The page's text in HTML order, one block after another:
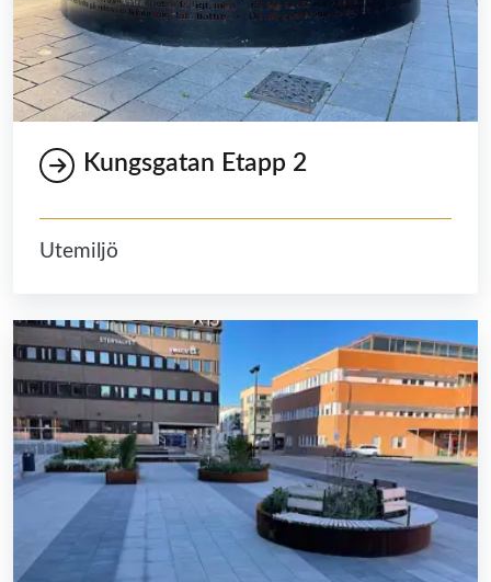
Kungsgatan Etapp 2
Utemiljö